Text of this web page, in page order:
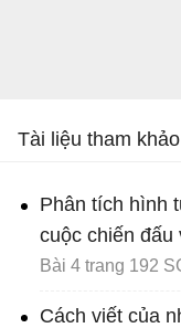
Tài liệu tham
Phân tích hình
cuộc chiến
Bài 4 trang 192
Cách viết của